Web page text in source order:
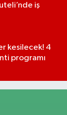
iş
kesilecek! 4
programı